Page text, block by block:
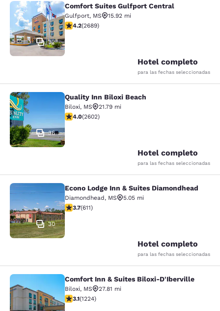
Comfort Suites Gulfport Central
32
Comfort Suites Gulfport Central
Gulfport, MS
15.92 mi
calificación de 4.15 estrellas. Muy bueno. 2689
4.2(2689)
Hotel completo
para las fechas seleccionadas
Quality Inn Biloxi Beach
36
Quality Inn Biloxi Beach
Biloxi, MS
21.79 mi
calificación de 3.95 estrellas. Bueno. 2602 reseñas
4.0(2602)
Hotel completo
para las fechas seleccionadas
Econo Lodge Inn & Suites
30
Econo Lodge Inn & Suites Diamondhead
Diamondhead, MS
5.05 mi
calificación de 3.73 estrellas. Bueno. 611 reseñas
3.7(611)
Hotel completo
para las fechas seleccionadas
Comfort Inn & Suites Biloxi-
Comfort Inn & Suites Biloxi-D'Iberville
Biloxi, MS
27.81 mi
calificación de 3.11 estrellas. Bueno. 1224 reseñas
3.1(1224)